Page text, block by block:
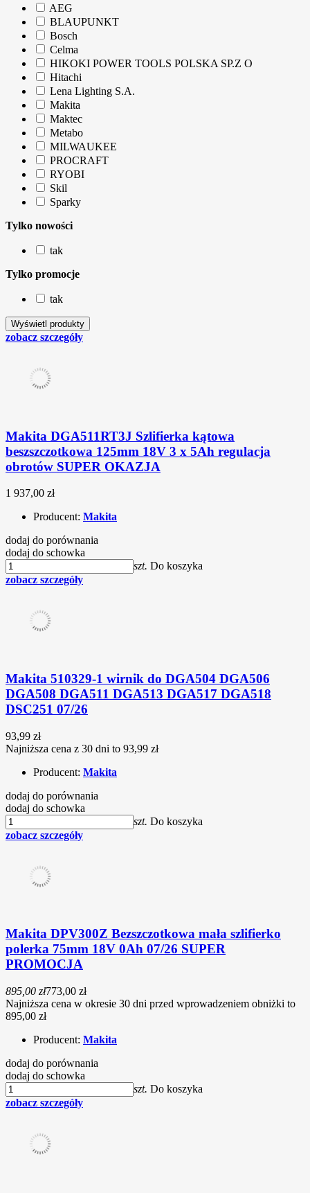
AEG
BLAUPUNKT
Bosch
Celma
HIKOKI POWER TOOLS POLSKA SP.Z O
Hitachi
Lena Lighting S.A.
Makita
Maktec
Metabo
MILWAUKEE
PROCRAFT
RYOBI
Skil
Sparky
Tylko nowości
tak
Tylko promocje
tak
zobacz szczegóły
Makita DGA511RT3J Szlifierka kątowa
beszszczotkowa 125mm 18V 3 x 5Ah regulacja
obrotów SUPER OKAZJA
1 937,00 zł
Producent: Makita
dodaj do porównania
dodaj do schowka
szt. Do koszyka
zobacz szczegóły
Makita 510329-1 wirnik do DGA504 DGA506
DGA508 DGA511 DGA513 DGA517 DGA518
DSC251 07/26
93,99 zł
Najniższa cena z 30 dni to 93,99 zł
Producent: Makita
dodaj do porównania
dodaj do schowka
szt. Do koszyka
zobacz szczegóły
Makita DPV300Z Bezszczotkowa mała szlifierko
polerka 75mm 18V 0Ah 07/26 SUPER
PROMOCJA
895,00 zł773,00 zł
Najniższa cena w okresie 30 dni przed wprowadzeniem obniżki to
895,00 zł
Producent: Makita
dodaj do porównania
dodaj do schowka
szt. Do koszyka
zobacz szczegóły